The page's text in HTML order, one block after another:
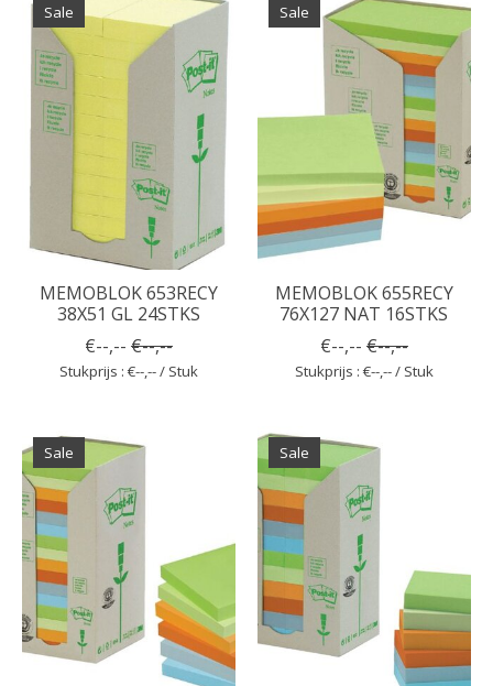
Sale
MEMOBLOK 653RECY
38X51 GL 24STKS
€--,-- €--,--
Stukprijs : €--,-- / Stuk
Sale
MEMOBLOK 655RECY
76X127 NAT 16STKS
€--,-- €--,--
Stukprijs : €--,-- / Stuk
Sale Sale